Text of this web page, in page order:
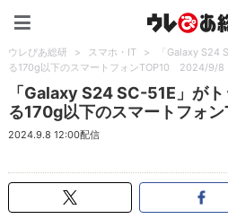
ウレぴあ総研 > スマホ・IT >
「Galaxy S24
る170g以下のスマートフォンTOP10 2024/9/8
「Galaxy S24 SC-51E」が
る170g以下のスマートフ
2024.9.8 12:00配信